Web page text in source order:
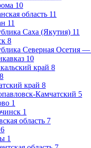
10
область 11
11
Саха (Якутия) 11
8
Северная Осетия
10
край 8
8
край 8
Камчатский 5
1
1
область 7
6
1